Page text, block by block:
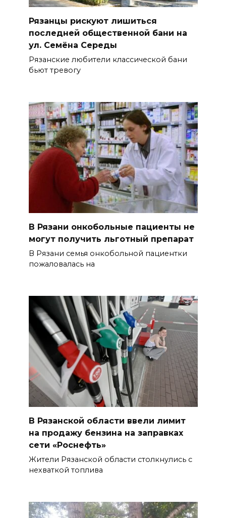
Рязанцы рискуют лишиться
последней общественной бани на
ул. Семёна Середы
Рязанские любители классической бани
бьют тревогу
В Рязани онкобольные пациенты не
могут получить льготный препарат
В Рязани семья онкобольной пациентки
пожаловалась на
В Рязанской области ввели лимит
на продажу бензина на заправках
сети «Роснефть»
Жители Рязанской области столкнулись с
нехваткой топлива